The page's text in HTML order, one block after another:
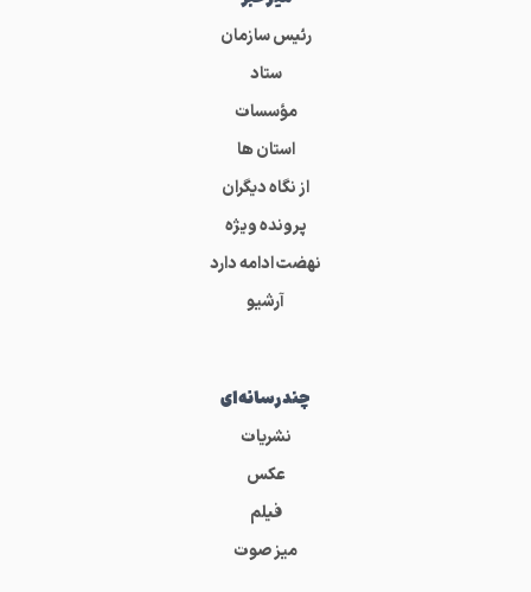
رئیس سازمان
ستاد
مؤسسات
استان ها
از نگاه دیگران
پرونده ویژه
نهضت ادامه دارد
آرشیو
چندرسانه‌ای
نشریات
عکس
فیلم
میز صوت